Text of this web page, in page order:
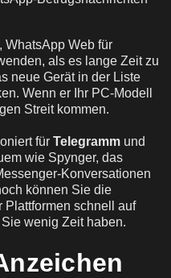
WhatsApp Web für
als es lange Zeit zu
neue Gerät in der Liste
Wenn er Ihr PC-Modell
Streit kommen.
für Telegramm und
wie Spynger, das
Konversationen
können Sie die
schnell auf
wenig Zeit haben.